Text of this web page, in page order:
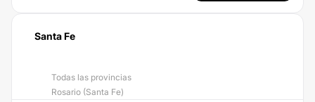
Santa Fe
Todas las provincias
Rosario (Santa Fe)